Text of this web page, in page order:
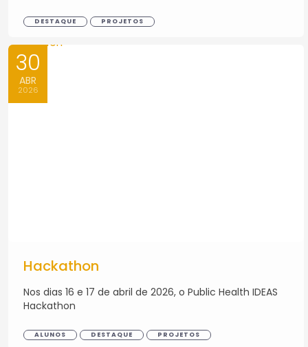
DESTAQUE PROJETOS
30
ABR
2026
Hackathon
Nos dias 16 e 17 de abril de 2026, o Public Health IDEAS
Hackathon
ALUNOS DESTAQUE PROJETOS